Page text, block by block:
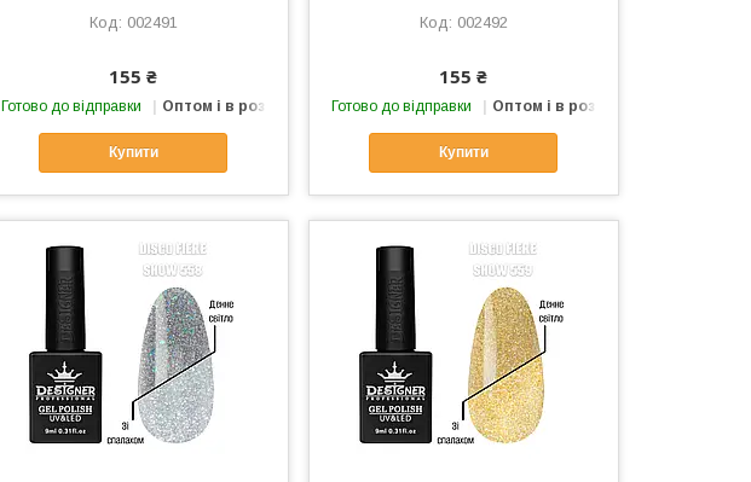
002491
155 ₴
Готово до відправки Оптом і в роздріб
Купити
002492
155 ₴
Готово до відправки Оптом і в роздріб
Купити